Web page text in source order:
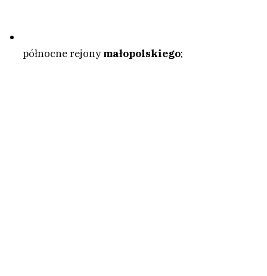
północne rejonymałopolskiego;